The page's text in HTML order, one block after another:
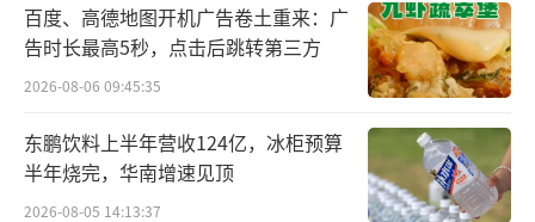
2021年到2023年，在A股上市的公司超过1
200家，创下历年最高纪录，而退市公司只有11
6家，不到全年IPO数量的十分之一。截至2023
年底，A股上市公司总数超过5300家，在指数
下跌的背景下，A股总市值反而比2020年更
高，市场扩容程度可见一斑。
百度、高德地图开机广告卷土重来：广
告时长最高5秒，点击后跳转第三方
2026-08-06 09:45:35
东鹏饮料上半年营收124亿，冰柜预算
半年烧完，华南增速见顶
2026-08-05 14:13:37